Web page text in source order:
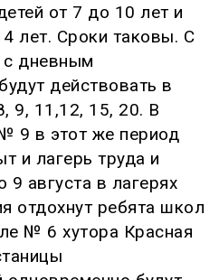
от 7 до 10 лет и
лет. Сроки таковы. С
с дневным
действовать в
11,12, 15, 20. В
9 в этот же период
и лагерь труда и
августа в лагерях
отдохнут ребята школ
№ 6 хутора Красная